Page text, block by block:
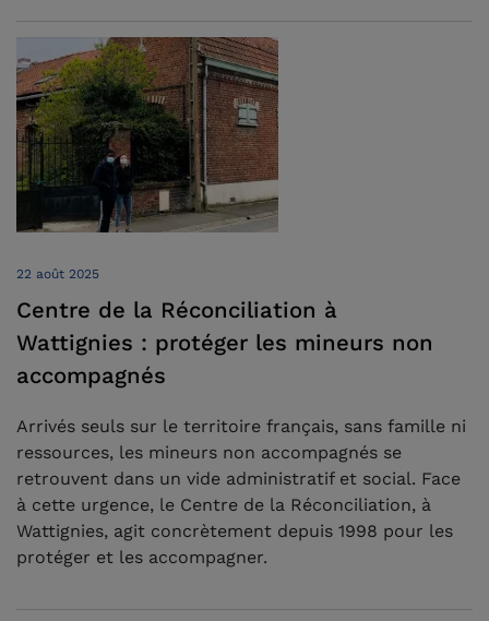
22 août 2025
Centre de la Réconciliation à
Wattignies : protéger les mineurs non
accompagnés
Arrivés seuls sur le territoire français, sans famille ni
ressources, les mineurs non accompagnés se
retrouvent dans un vide administratif et social. Face
à cette urgence, le Centre de la Réconciliation, à
Wattignies, agit concrètement depuis 1998 pour les
protéger et les accompagner.